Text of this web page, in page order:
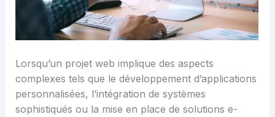
Lorsqu’un projet web implique des aspects
complexes tels que le développement d’applications
personnalisées, l’intégration de systèmes
sophistiqués ou la mise en place de solutions e-